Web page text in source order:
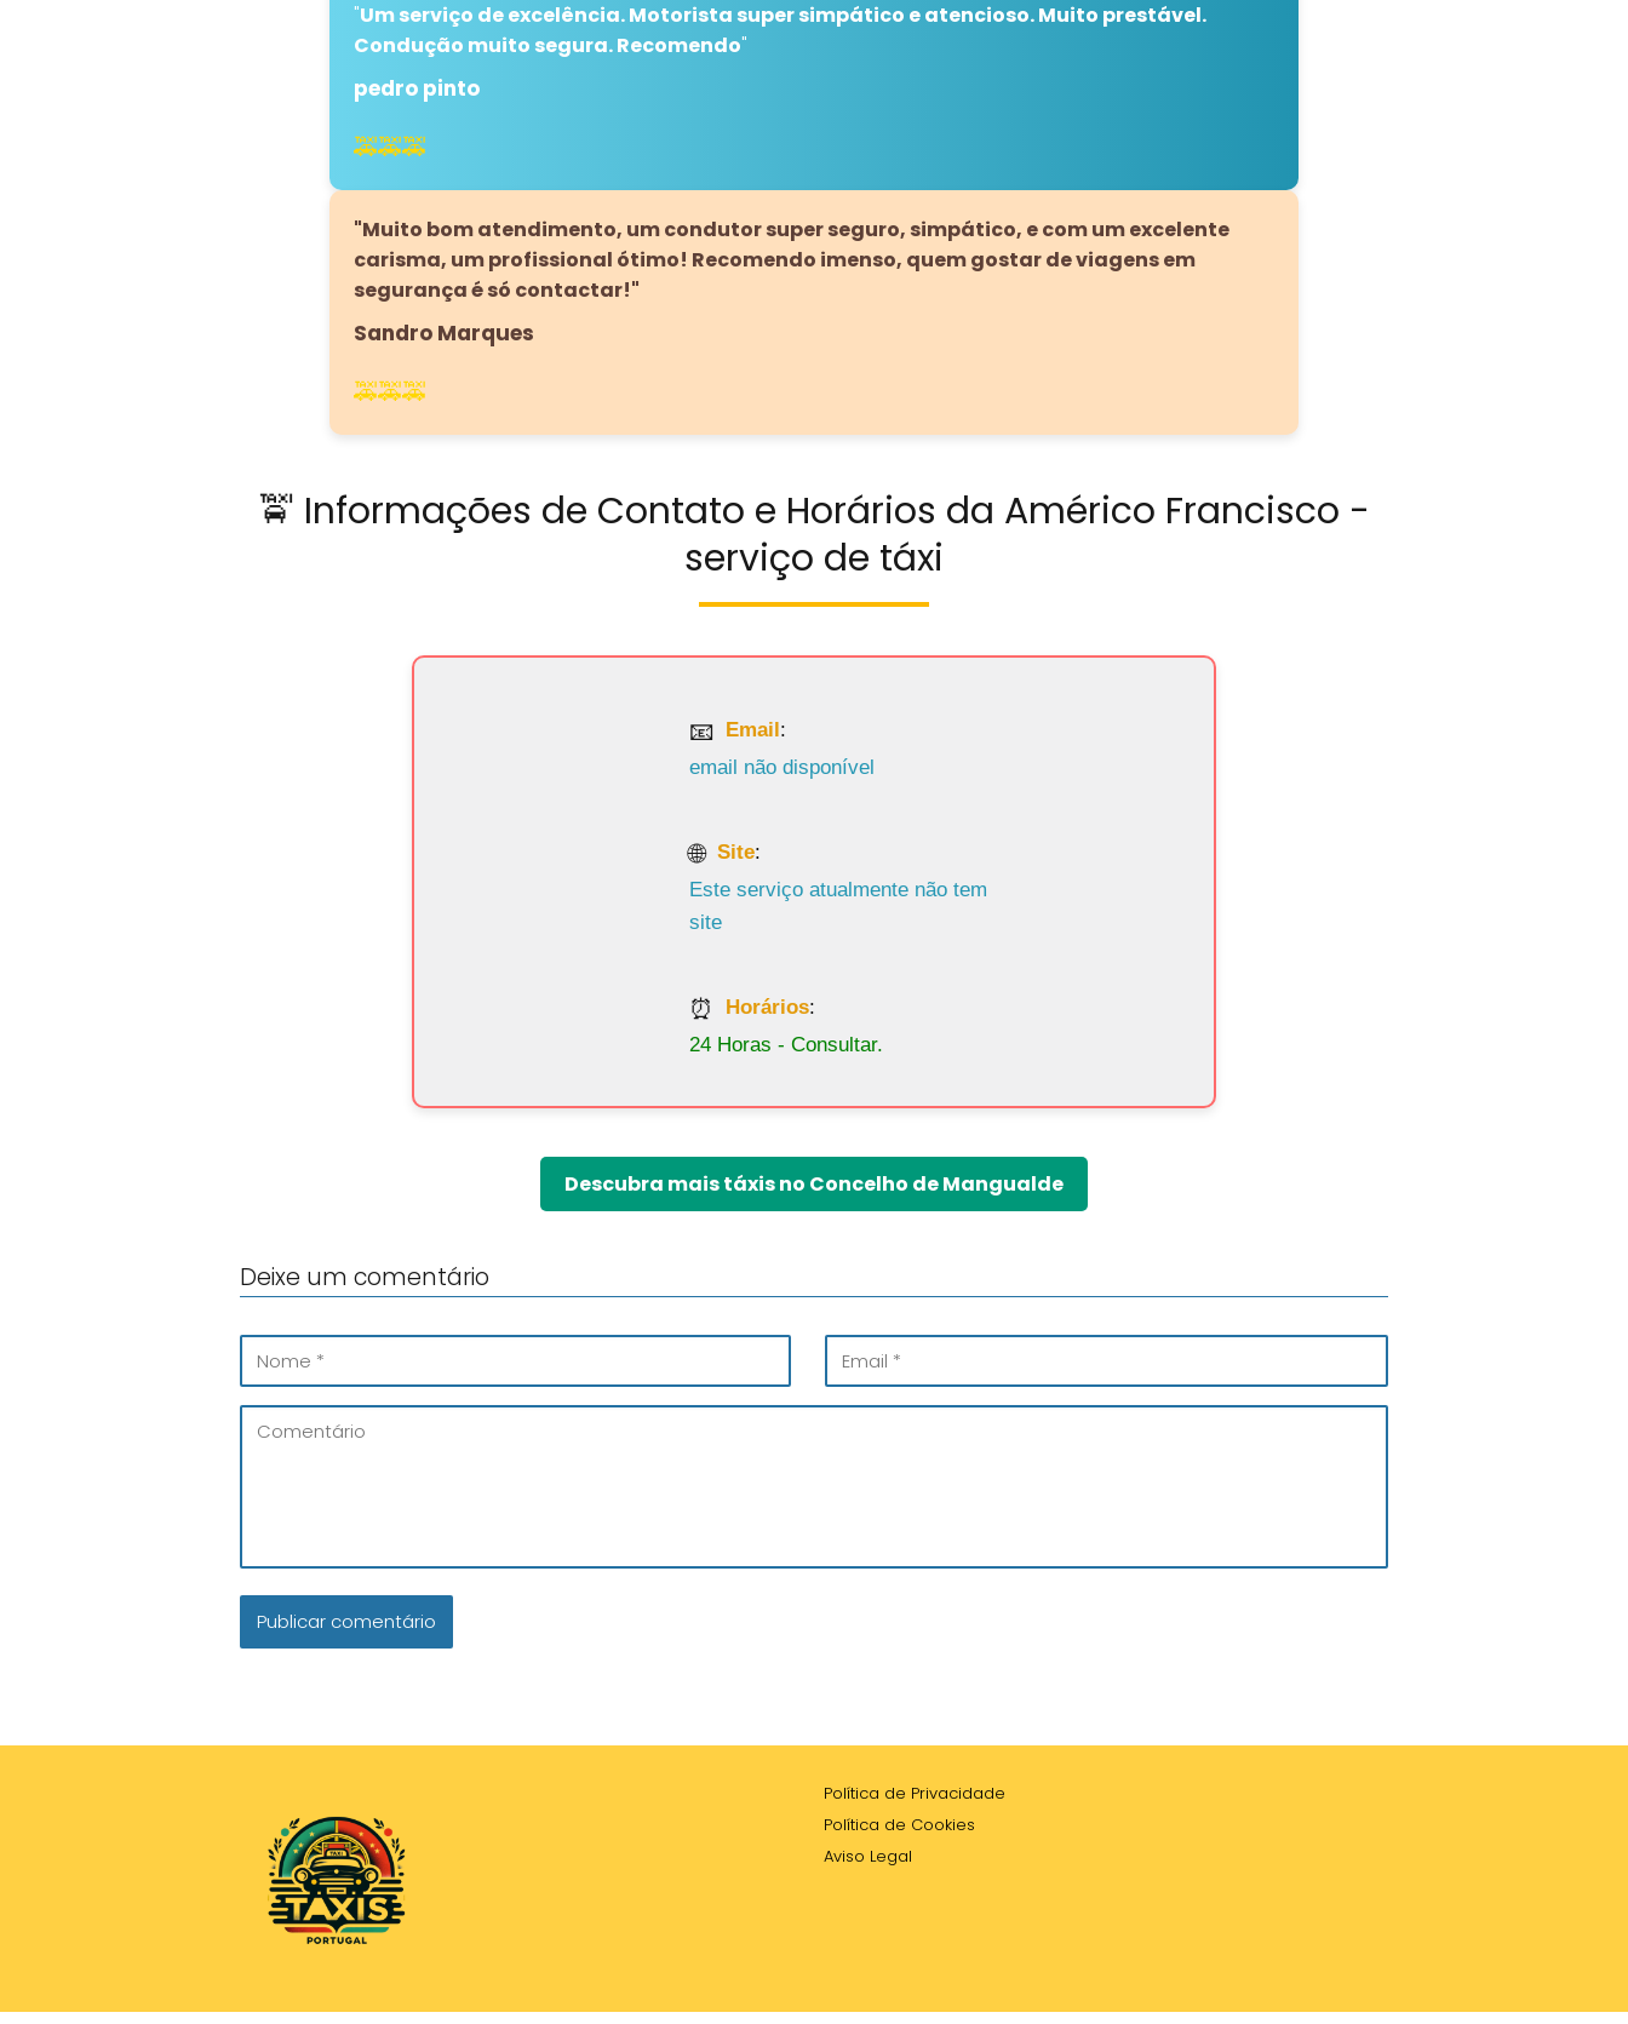
"Um serviço de excelência. Motorista super simpático e atencioso. Muito prestável.
Condução muito segura. Recomendo"
pedro pinto
🚕🚕🚕
"Muito bom atendimento, um condutor super seguro, simpático, e com um excelente
carisma, um profissional ótimo! Recomendo imenso, quem gostar de viagens em
segurança é só contactar!"
Sandro Marques
🚕🚕🚕
🚖 Informações de Contato e Horários da Américo Francisco -
serviço de táxi
Email :
email não disponível
Site:
Este serviço atualmente não tem
site
Horários:
24 Horas - Consultar.
Descubra mais táxis no Concelho de Mangualde
Deixe um comentário
Política de Privacidade
Política de Cookies
Aviso Legal